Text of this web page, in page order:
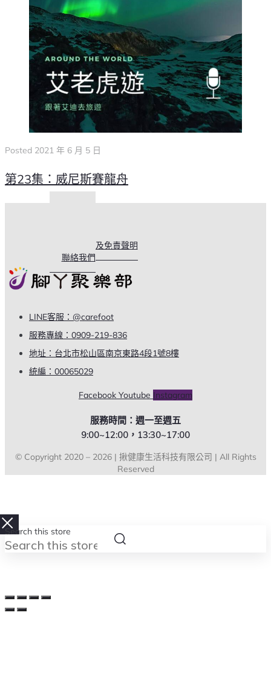
Posted 2021 年 6 月 5 日
第23集：威尼斯賽龍舟
使用條款及免責聲明
聯絡我們
LINE客服：@carefoot
服務專線：0909-219-836
地址：台北市松山區南京東路4段1號8樓
統編：00065029
Facebook Youtube Instagram
服務時間：週一至週五
9:00~12:00，13:30~17:00
© Copyright 2020 – 2026 | 揪健康生活科技有限公司 | All Rights
Reserved
Search this store